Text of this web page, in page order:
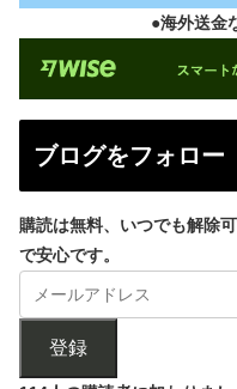
●海外送金
ブログをフォロー
購読は無料、いつでも解除
で安心です。
登録